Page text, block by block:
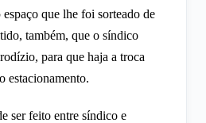
que lhe foi sorteado de
também, que o síndico
para que haja a troca
estacionamento.
ser feito entre síndico e